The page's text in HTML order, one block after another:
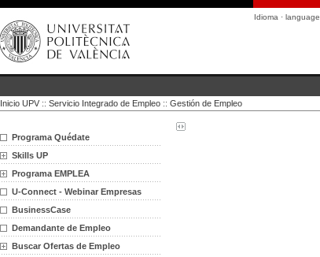
Idioma · language
Inicio UPV :: Servicio Integrado de Empleo :: Gestión de Empleo
Programa Quédate
Skills UP
Programa EMPLEA
U-Connect - Webinar Empresas
BusinessCase
Demandante de Empleo
Buscar Ofertas de Empleo